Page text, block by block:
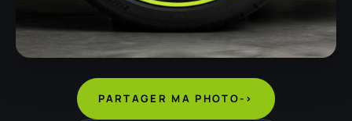
PARTAGER MA PHOTO->